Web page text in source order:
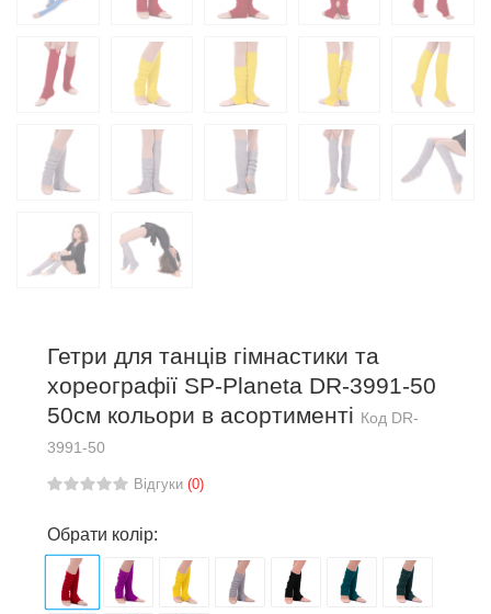
Гетри для танців гімнастики та
хореографії SP-Planeta DR-3991-50
50см кольори в асортименті Код DR-
3991-50
Відгуки (0)
Обрати колір: